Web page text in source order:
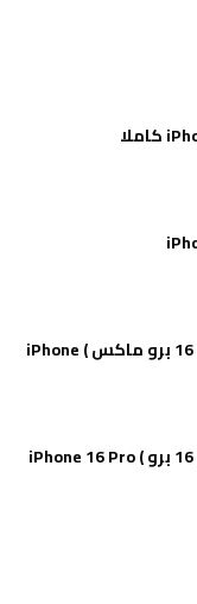
مواصفات وسعر ( ايفون 16 برو ماكس ) iPhone